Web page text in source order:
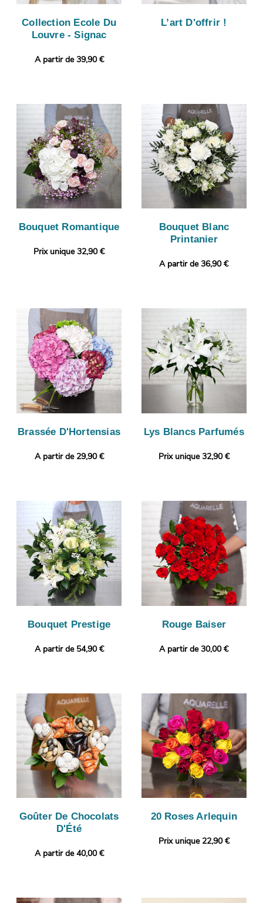
Collection Ecole Du
Louvre - Signac
A partir de 39,90 €
L’art D'offrir !
Bouquet Romantique
Prix unique 32,90 €
Bouquet Blanc
Printanier
A partir de 36,90 €
Brassée D'Hortensias
A partir de 29,90 €
Lys Blancs Parfumés
Prix unique 32,90 €
Bouquet Prestige
A partir de 54,90 €
Rouge Baiser
A partir de 30,00 €
Goûter De Chocolats
D'Été
A partir de 40,00 €
20 Roses Arlequin
Prix unique 22,90 €